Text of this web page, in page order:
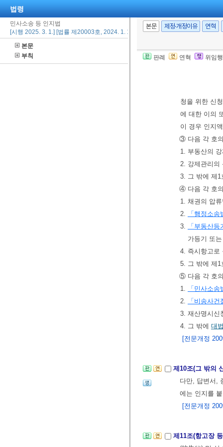
법령
민사소송 등 인지법
[시행 2025. 3. 1.] [법률 제20003호, 2024. 1. 16., 타법개정]
본문
부칙
본문 제정·개정이유 연혁
판례 연혁 위임
12. 30.>
2. 회생절차
청을 위한 신
에 대한 이의
이 경우 인지
③ 다음 각 호
1. 부동산의
2. 강제관리의
3. 그 밖에 제
④ 다음 각 호
1. 채권의 압
2.
「행정소송
3.
「부동산등
가등기 또
4. 즉시항고로
5. 그 밖에 제
⑤ 다음 각 호
1.
「민사소송
2.
「비송사
3. 재산명시신
4. 그 밖에 대
[전문개정
제10조(그 밖의
다만, 답변서,
에는 인지를
[전문개정
제11조(항고장